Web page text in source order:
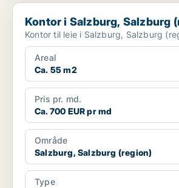
Kontor i Salzburg, Salzburg (region)
Kontor i Salzburg, Salzburg
Kontor til leie i Salzburg, Salzburg
Areal
Ca. 55 m2
Pris pr. md.
Ca. 700 EUR pr md
Område
Salzburg, Salzburg (region)
Type